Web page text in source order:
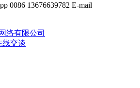
0086 13676639782 E-mail
络有限公司
线交谈